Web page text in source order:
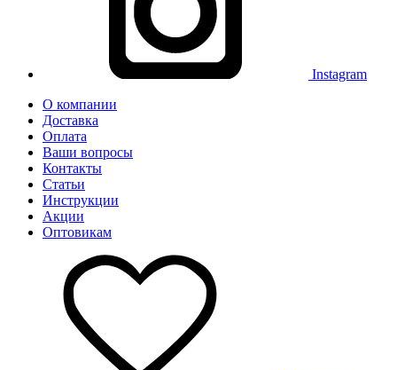
Instagram
О компании
Доставка
Оплата
Ваши вопросы
Контакты
Статьи
Инструкции
Акции
Оптовикам